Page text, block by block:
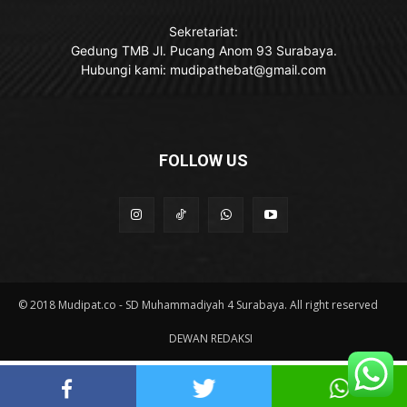
Sekretariat:
Gedung TMB Jl. Pucang Anom 93 Surabaya.
Hubungi kami: mudipathebat@gmail.com
FOLLOW US
© 2018 Mudipat.co - SD Muhammadiyah 4 Surabaya. All right reserved
DEWAN REDAKSI